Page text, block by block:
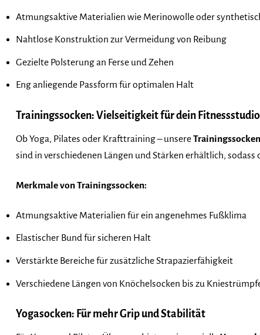
Atmungsaktive Materialien wie Merinowolle oder
Nahtlose Konstruktion zur Vermeidung von Reibung
Gezielte Polsterung an Ferse und Zehen
Eng anliegende Passform für optimalen Halt
Trainingssocken: Vielseitigkeit für dein Fitnessstudio
Ob Yoga, Pilates oder Krafttraining – unsereTrainingssocken
sind in verschiedenen Längen und Stärken erhältlich,
Merkmale von Trainingssocken:
Atmungsaktive Materialien für ein angenehmes Fußklima
Elastischer Bund für sicheren Halt
Verstärkte Bereiche für zusätzliche Strapazierfähigkeit
Verschiedene Längen von Knöchelsocken bis zu
Yogasocken: Für mehr Grip und Stabilität